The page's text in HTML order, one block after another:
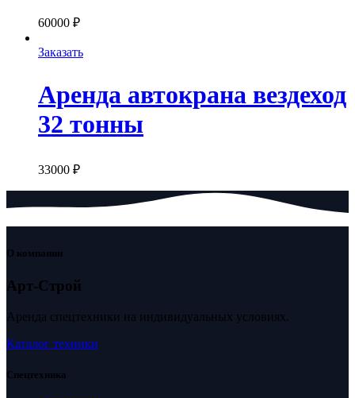
60000 ₽
Заказать
Аренда автокрана вездеход
32 тонны
33000 ₽
О компании
Арт-Строй
Аренда спецтехники на индивидуальных условиях.
Каталог техники
Спецтехника